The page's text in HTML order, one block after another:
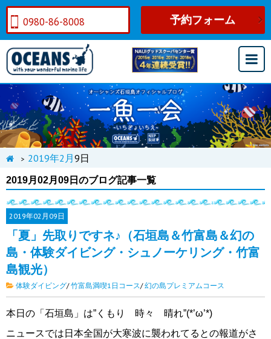
0980-86-8008 予約フォーム
> 2019年2月9日
2019月02月09日のブログ記事一覧
2019年02月09日
「夏」先取りですネ♪（石垣島＆竹富島＆幻の
島・体験ダイビング・シュノーケリング・竹富
島観光）
体験ダイビング/ 竹富島満喫1日コース/ 幻の島プレミアムコース
本日の「石垣島」は”くもり 時々 晴れ”(*’ω’*)
ニュースでは日本全国が大寒波に襲われてるとの報道がさ